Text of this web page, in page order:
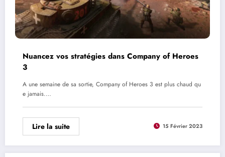
Nuancez vos stratégies dans Company of Heroes
3
A une semaine de sa sortie, Company of Heroes 3 est plus chaud qu
e jamais.…
Lire la suite 15 Février 2023